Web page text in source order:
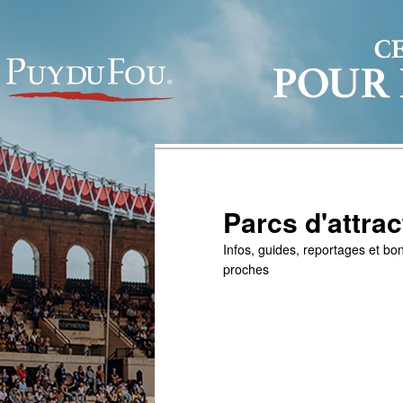
Parcs
Infos, guides, reportages et
proches